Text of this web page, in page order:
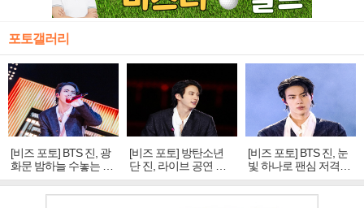
포토갤러리
[비즈 포토] BTS 진, 광
화문 밤하늘 수놓는 '비
주얼 킹'의 열창
[비즈 포토] 방탄소년
단 진, 라이브 공연 중
빛나는 독보적 아우라
[비즈 포토] BTS 진, 눈
빛 하나로 팬심 저격…
독보적 카리스마